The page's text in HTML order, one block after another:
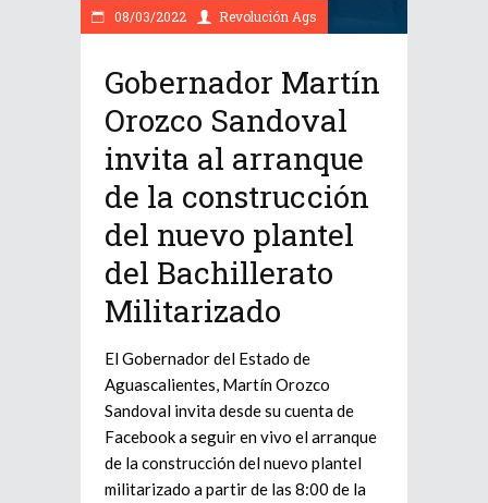
08/03/2022 Revolución Ags
Gobernador Martín
Orozco Sandoval
invita al arranque
de la construcción
del nuevo plantel
del Bachillerato
Militarizado
El Gobernador del Estado de
Aguascalientes, Martín Orozco
Sandoval invita desde su cuenta de
Facebook a seguir en vivo el arranque
de la construcción del nuevo plantel
militarizado a partir de las 8:00 de la